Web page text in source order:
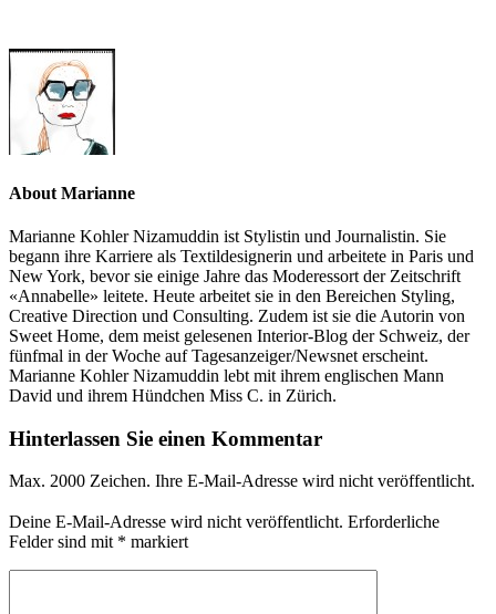
About Marianne
Marianne Kohler Nizamuddin ist Stylistin und Journalistin. Sie
begann ihre Karriere als Textildesignerin und arbeitete in Paris und
New York, bevor sie einige Jahre das Moderessort der Zeitschrift
«Annabelle» leitete. Heute arbeitet sie in den Bereichen Styling,
Creative Direction und Consulting. Zudem ist sie die Autorin von
Sweet Home, dem meist gelesenen Interior-Blog der Schweiz, der
fünfmal in der Woche auf Tagesanzeiger/Newsnet erscheint.
Marianne Kohler Nizamuddin lebt mit ihrem englischen Mann
David und ihrem Hündchen Miss C. in Zürich.
Hinterlassen Sie einen Kommentar
Max. 2000 Zeichen. Ihre E-Mail-Adresse wird nicht veröffentlicht.
Deine E-Mail-Adresse wird nicht veröffentlicht. Erforderliche
Felder sind mit * markiert